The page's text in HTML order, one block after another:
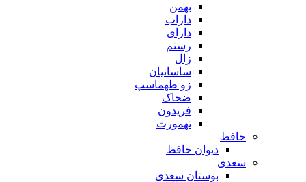
بهمن
داراب
دارای
رستم
زال
ساسانیان
زو طهماسپ‏
ضحاک
فریدون
تهمورث
حافظ
دیوان حافظ
سعدی
بوستان سعدی